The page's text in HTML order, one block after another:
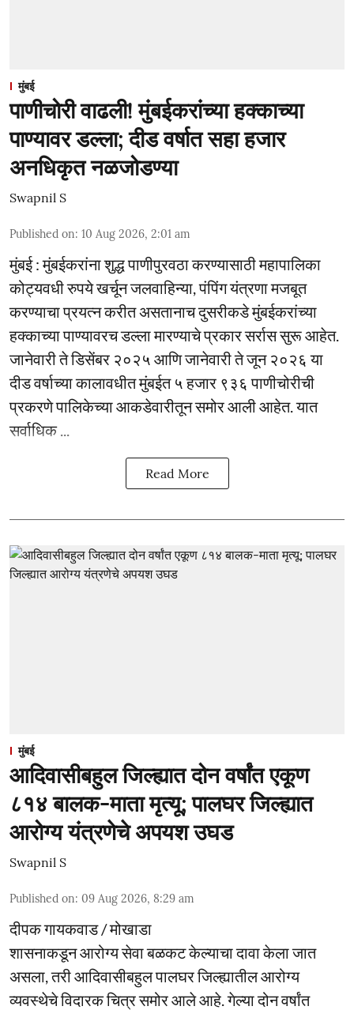
मुंबई
पाणीचोरी वाढली! मुंबईकरांच्या हक्काच्या
पाण्यावर डल्ला; दीड वर्षात सहा हजार
अनधिकृत नळजोडण्या
Swapnil S
Published on: 10 Aug 2026, 2:01 am
मुंबई : मुंबईकरांना शुद्ध पाणीपुरवठा करण्यासाठी महापालिका
कोट्यवधी रुपये खर्चून जलवाहिन्या, पंपिंग यंत्रणा मजबूत
करण्याचा प्रयत्न करीत असतानाच दुसरीकडे मुंबईकरांच्या
हक्काच्या पाण्यावरच डल्ला मारण्याचे प्रकार सर्रास सुरू आहेत.
जानेवारी ते डिसेंबर २०२५ आणि जानेवारी ते जून २०२६ या
दीड वर्षाच्या कालावधीत मुंबईत ५ हजार ९३६ पाणीचोरीची
प्रकरणे पालिकेच्या आकडेवारीतून समोर आली आहेत. यात
सर्वाधिक ...
Read More
मुंबई
आदिवासीबहुल जिल्ह्यात दोन वर्षांत एकूण
८१४ बालक-माता मृत्यू; पालघर जिल्ह्यात
आरोग्य यंत्रणेचे अपयश उघड
Swapnil S
Published on: 09 Aug 2026, 8:29 am
दीपक गायकवाड / मोखाडा
शासनाकडून आरोग्य सेवा बळकट केल्याचा दावा केला जात
असला, तरी आदिवासीबहुल पालघर जिल्ह्यातील आरोग्य
व्यवस्थेचे विदारक चित्र समोर आले आहे. गेल्या दोन वर्षांत